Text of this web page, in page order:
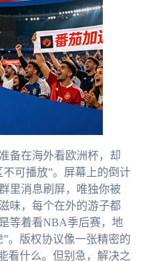
备在海外看欧洲杯，却
可播放”。屏幕上的倒计
里消息刷屏，唯独你被
味，每个在外的游子都
等着看NBA季后赛，地
。版权协议像一张精密的
看什么。但别急，解决之